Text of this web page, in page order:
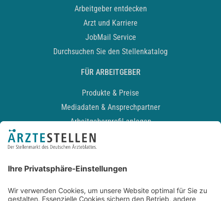
Arbeitgeber entdecken
Arzt und Karriere
JobMail Service
Durchsuchen Sie den Stellenkatalog
FÜR ARBEITGEBER
Produkte & Preise
Mediadaten & Ansprechpartner
Arbeitgeberprofil anlegen
Recruiting-Podcast
Kontakt